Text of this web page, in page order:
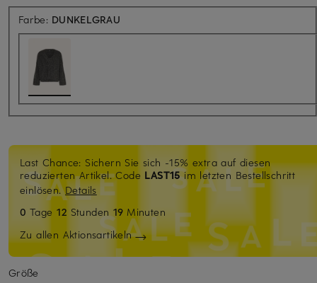
Farbe: DUNKELGRAU
Last Chance: Sichern Sie sich -15% extra auf diesen
reduzierten Artikel. Code LAST15im letzten Bestellschritt
einlösen.Details
0 Tage12 Stunden 19 Minuten
Zu allen Aktionsartikeln
Größe